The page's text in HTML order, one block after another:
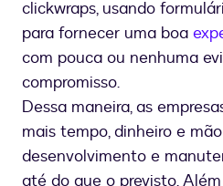
clickwraps, usando
para fornecer uma boa
com pouca ou nenhuma
compromisso.
Dessa maneira, as
mais tempo, dinheiro e
desenvolvimento e
até do que o previsto.